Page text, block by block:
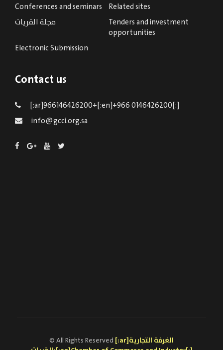
Conferences and seminars
Related sites
مجلة القريات
Tenders and investment
opportunities
Electronic Submission
Contact us
[:ar]966146426200+[:en]+966 0146426200[:]
info@gcci.org.sa
© All Rights Reserved [:ar]الغرفة التجارية